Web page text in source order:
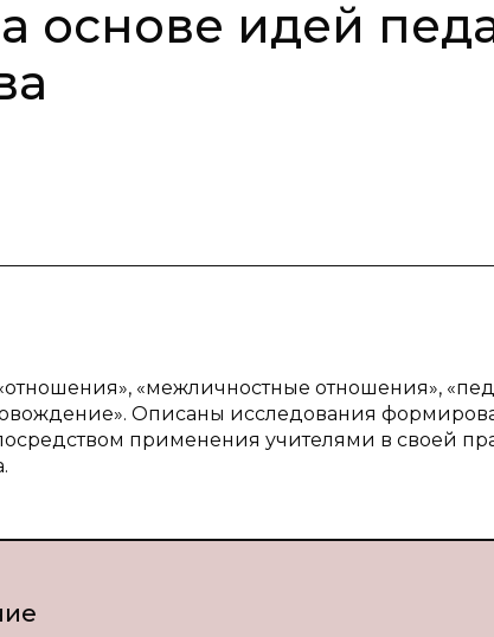
основе идей
«межличностные отношения»,
Описаны исследования
применения учителями в своей